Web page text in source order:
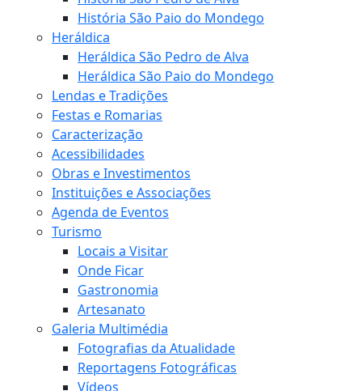
História São Paio do Mondego
Heráldica
Heráldica São Pedro de Alva
Heráldica São Paio do Mondego
Lendas e Tradições
Festas e Romarias
Caracterização
Acessibilidades
Obras e Investimentos
Instituições e Associações
Agenda de Eventos
Turismo
Locais a Visitar
Onde Ficar
Gastronomia
Artesanato
Galeria Multimédia
Fotografias da Atualidade
Reportagens Fotográficas
Vídeos